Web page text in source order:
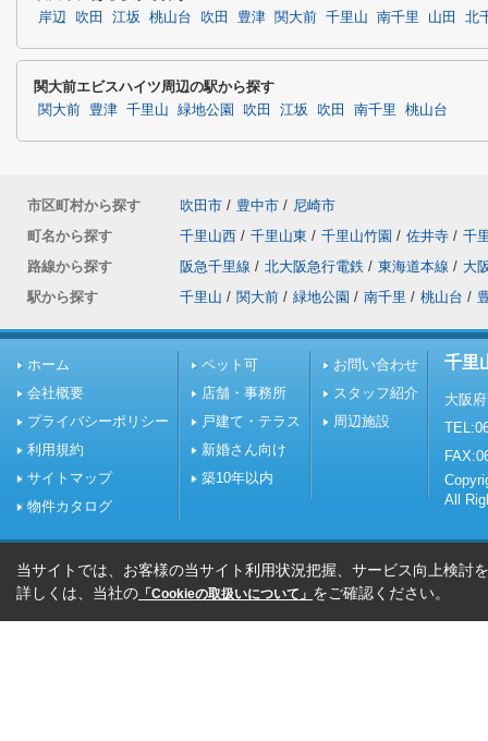
岸辺 吹田 江坂 桃山台 吹田 豊津 関大前 千里山 南千里 山田 北
関大前エビスハイツ周辺の駅から探す
関大前 豊津 千里山 緑地公園 吹田 江坂 吹田 南千里 桃山台
市区町村から探す 吹田市 / 豊中市 / 尼崎市
町名から探す
千里山西 / 千里山東 / 千里山竹園 / 佐井寺 / 千
路線から探す
阪急千里線 / 北大阪急行電鉄 / 東海道本線 / 大
駅から探す
千里山 / 関大前 / 緑地公園 / 南千里 / 桃山台 /
ホーム
会社概要
プライバシーポリシー
利用規約
サイトマップ
物件カタログ
ペット可
店舗・事務所
戸建て・テラス
新婚さん向け
築10年以内
お問い合わせ
スタッフ紹介
周辺施設
千里
大阪
All
当サイトでは、お客様の当サイト利用状況把握、サービス向上検討
詳しくは、当社の 「Cookieの取扱いについて」 をご確認ください。